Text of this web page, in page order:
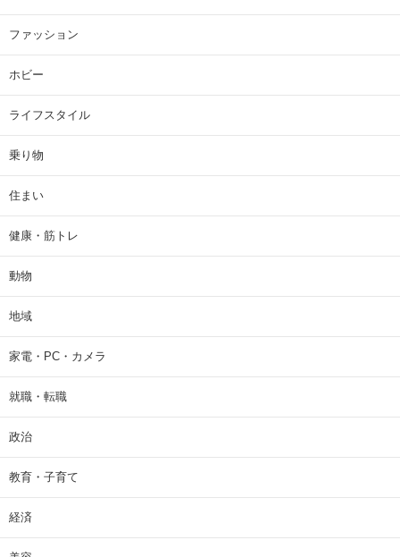
ファッション
ホビー
ライフスタイル
乗り物
住まい
健康・筋トレ
動物
地域
家電・PC・カメラ
就職・転職
政治
教育・子育て
経済